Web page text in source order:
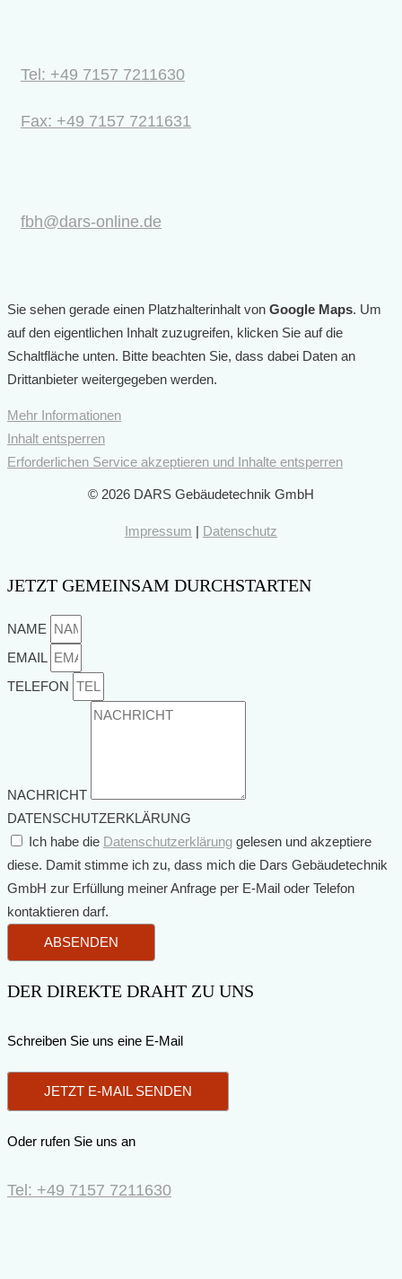
Tel: +49 7157 7211630
Fax: +49 7157 7211631
fbh@dars-online.de
Sie sehen gerade einen Platzhalterinhalt von Google Maps. Um
auf den eigentlichen Inhalt zuzugreifen, klicken Sie auf die
Schaltfläche unten. Bitte beachten Sie, dass dabei Daten an
Drittanbieter weitergegeben werden.
Mehr Informationen
Inhalt entsperren
Erforderlichen Service akzeptieren und Inhalte entsperren
© 2026 DARS Gebäudetechnik GmbH
Impressum Datenschutz
JETZT GEMEINSAM DURCHSTARTEN
NAME
EMAIL
TELEFON
NACHRICHT
DATENSCHUTZERKLÄRUNG
Ich habe die Datenschutzerklärung gelesen und akzeptiere
diese. Damit stimme ich zu, dass mich die Dars Gebäudetechnik
GmbH zur Erfüllung meiner Anfrage per E-Mail oder Telefon
kontaktieren darf.
ABSENDEN
DER DIREKTE DRAHT ZU UNS
Schreiben Sie uns eine E-Mail
JETZT E-MAIL SENDEN
Oder rufen Sie uns an
Tel: +49 7157 7211630